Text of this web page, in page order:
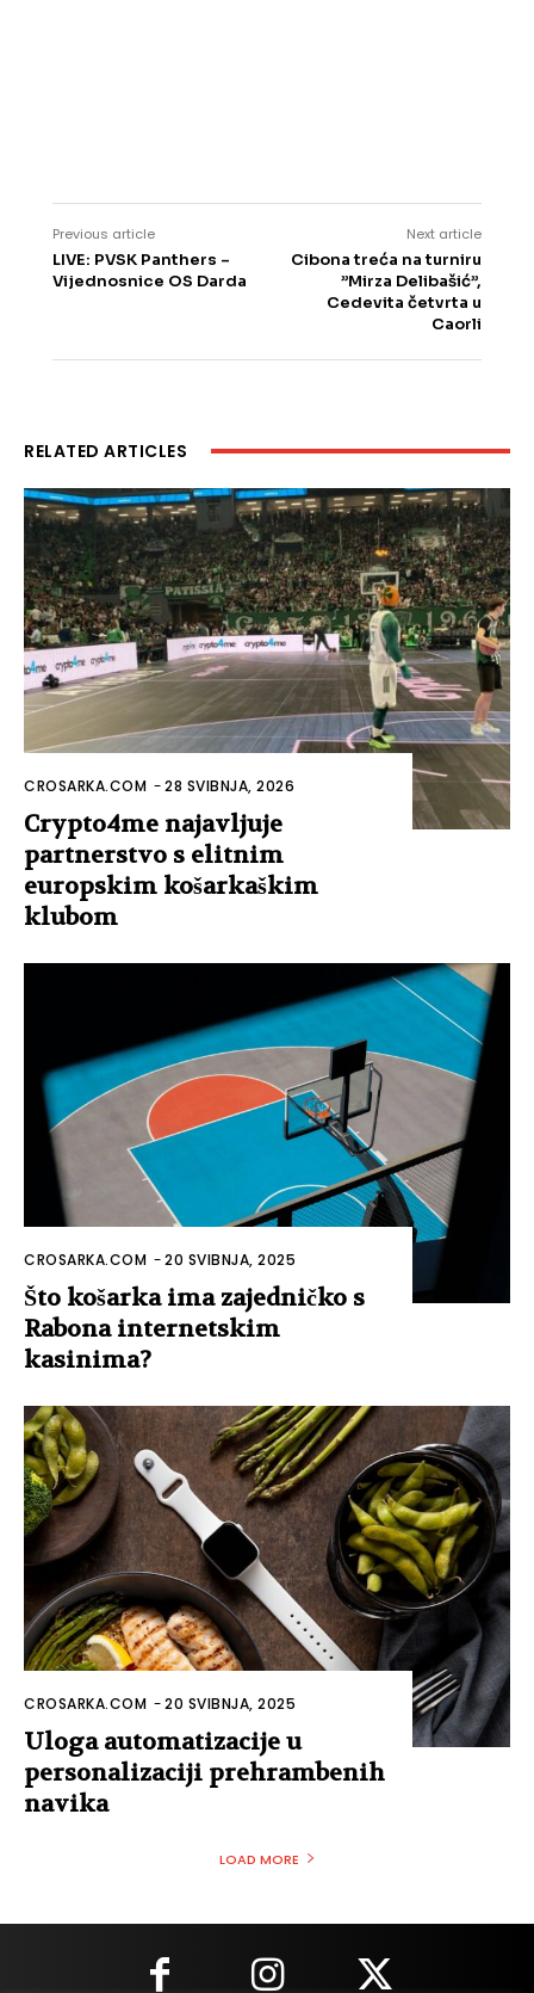
Previous article
LIVE: PVSK Panthers –
Vijednosnice OS Darda
Next article
Cibona treća na turniru
”Mirza Delibašić”,
Cedevita četvrta u
Caorli
RELATED ARTICLES
CROSARKA.COM -28 SVIBNJA, 2026
Crypto4me najavljuje
partnerstvo s elitnim
europskim košarkaškim
klubom
CROSARKA.COM -20 SVIBNJA, 2025
Što košarka ima zajedničko s
Rabona internetskim
kasinima?
CROSARKA.COM -20 SVIBNJA, 2025
Uloga automatizacije u
personalizaciji prehrambenih
navika
LOAD MORE